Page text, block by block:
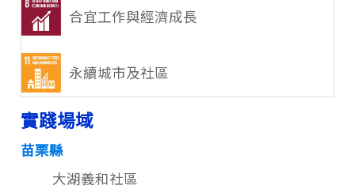
合宜工作與經濟成長
永續城市及社區
實踐場域
苗栗縣
大湖義和社區